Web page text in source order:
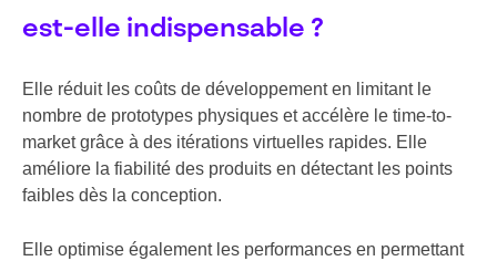
est-elle indispensable ?
Elle réduit les coûts de développement en limitant le
nombre de prototypes physiques et accélère le time-to-
market grâce à des itérations virtuelles rapides. Elle
améliore la fiabilité des produits en détectant les points
faibles dès la conception.
Elle optimise également les performances en permettant